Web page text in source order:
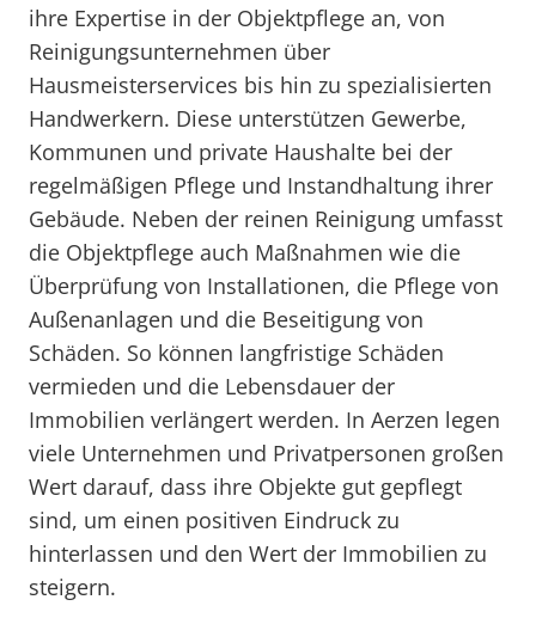
ihre Expertise in der Objektpflege an, von
Reinigungsunternehmen über
Hausmeisterservices bis hin zu spezialisierten
Handwerkern. Diese unterstützen Gewerbe,
Kommunen und private Haushalte bei der
regelmäßigen Pflege und Instandhaltung ihrer
Gebäude. Neben der reinen Reinigung umfasst
die Objektpflege auch Maßnahmen wie die
Überprüfung von Installationen, die Pflege von
Außenanlagen und die Beseitigung von
Schäden. So können langfristige Schäden
vermieden und die Lebensdauer der
Immobilien verlängert werden. In Aerzen legen
viele Unternehmen und Privatpersonen großen
Wert darauf, dass ihre Objekte gut gepflegt
sind, um einen positiven Eindruck zu
hinterlassen und den Wert der Immobilien zu
steigern.